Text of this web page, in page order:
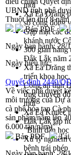
mới
Xã Ea Drăng
số cộng đồng
Gặp mặt các
khánh nước
300 gian
Đắk Lắk năm
Xã Ea Drăng
triển khoa
Công an tỉnh
ứng chuyển
mới
Xã Ea Knuếc
Đắk Lắk tập
"Bình dân học
Xử lý nghiêm
bệnh trái phép
UBND tỉnh phê
Thuột lần thứ 8 năm
Bản PDF
Ngày ban hành:28/
Ngày hiệu lực:
Quyết định 2440/
Về việc phê duyệt
môi trường của Dự
cà phê hòa tan Cà
sản phẩm/năm lên
6.000 tấn/năm)”
Bản PDF
Tải